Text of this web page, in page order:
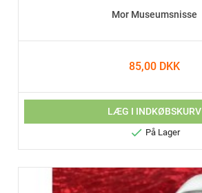
Mor Museumsnisse
85,00 DKK
LÆG I INDKØBSKURV
 På Lager